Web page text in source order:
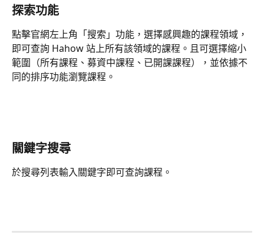
探索功能
點擊官網左上角「搜索」功能，選擇感興趣的課程領域，
即可查詢 Hahow 站上所有該領域的課程。且可選擇縮小
範圍（所有課程、募資中課程、已開課課程），並依據不
同的排序功能瀏覽課程。
關鍵字搜尋
於搜尋列表輸入關鍵字即可查詢課程。